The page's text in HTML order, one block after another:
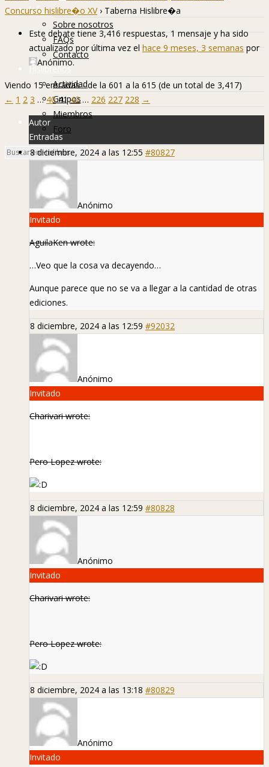
Info
Sobre nosotros
FAQs
Contacto
Hislibreños
Actividad
Grupos
Miembros
Foro
Concurso hislibre�o XV › Taberna Hislibre�a
Este debate tiene 3,416 respuestas, 1 mensaje y ha sido
actualizado por última vez el hace 9 meses, 3 semanas por
Anónimo.
Viendo 15 entradas - de la 601 a la 615 (de un total de 3,417)
← 1 2 3 … 40 41 42 … 226 227 228 →
Autor
Entradas
8 diciembre, 2024 a las 12:55 #80827
Anónimo
Invitado
AguilaKen wrote:
…Veo que la cosa va decayendo…
Aunque parece que no se va a llegar a la cantidad de otras
ediciones.
8 diciembre, 2024 a las 12:59 #92032
Anónimo
Invitado
Charivari wrote:
Pero Lopez wrote:
8 diciembre, 2024 a las 12:59 #80828
Anónimo
Invitado
Charivari wrote:
Pero Lopez wrote:
8 diciembre, 2024 a las 13:18 #80829
Anónimo
Invitado